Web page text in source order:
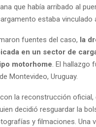
que había arribado al
estaba
fuentes del caso, la
en un sector de
motorhome. El hallazgo
Montevideo, Uruguay.
la reconstrucción
decidió resguardar la
y filmaciones. Una